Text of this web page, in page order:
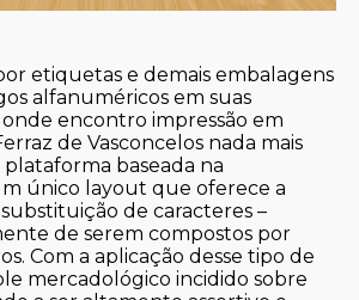
etiquetas e demais embalagens
alfanuméricos em suas
onde encontro impressão em
de Vasconcelos nada mais
baseada na
único layout que oferece a
de caracteres –
de serem compostos por
Com a aplicação desse tipo de
mercadológico incidido sobre